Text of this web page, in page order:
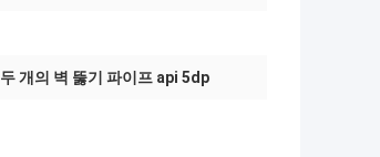
두 개의 벽 뚫기 파이프 api 5dp